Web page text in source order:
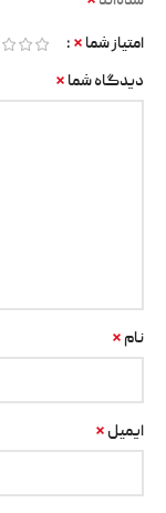
امتیاز شما *
دیدگاه شما *
نام *
ایمیل *